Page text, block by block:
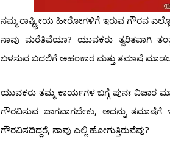
ನಮ್ಮ ರಾಷ್ಟ್ರೀಯ ಹೀರೋಗಳಿಗೆ ಇರುವ ಗೌರವ
ನಾವು ಮರೆತಿವೆಯಾ? ಯುವಕರು ತ್ವರಿತವಾಗಿ
ಬಳಸುವ ಬದಲಿಗೆ ಅಹಂಕಾರ ಮತ್ತು ತಮಾಷೆ
ಯುವಕರು ತಮ್ಮ ಕಾರ್ಯಗಳ ಬಗ್ಗೆ ಪುನಃ ವಿಚಾರ
ಗೌರವಿಸುವ ಜಾಗವಾಗಬೇಕು, ಅದನ್ನು ತಮಾಷೆಗೆ
ಗೌರವಿಸದಿದ್ದರೆ, ನಾವು ಎಲ್ಲಿ ಹೋಗುತ್ತಿರುವೆವು?